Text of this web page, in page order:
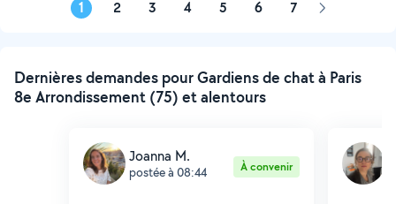
1 2 3 4 5 6 7 Page
Dernières demandes pour Gardiens de chat à Paris
8e Arrondissement (75) et alentours
Joanna M.
postée à 08:44 À convenir